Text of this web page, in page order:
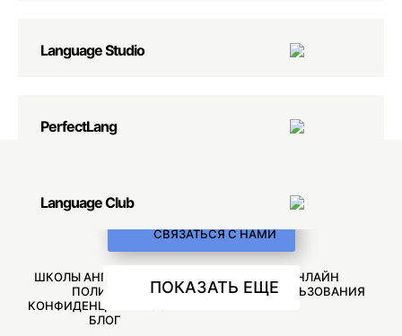
Language Studio
PerfectLang
Language Club
ПОКАЗАТЬ ЕЩЕ
СВЯЗАТЬСЯ С НАМИ
ШКОЛЫ АНГЛИЙСКОГО
ОБУЧЕНИЕ ОНЛАЙН
ПОЛИТИКА
КОНФИДЕНЦИАЛЬНОСТИ
УСЛОВИЯ ИСПОЛЬЗОВАНИЯ
БЛОГ